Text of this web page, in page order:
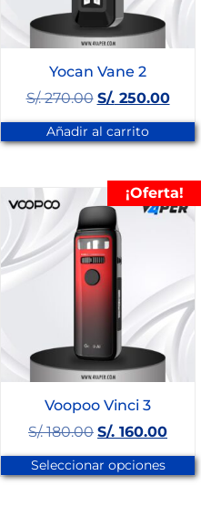
Yocan Vane 2
S/.270.00 S/.250.00
Añadir al carrito
¡Oferta!
Voopoo Vinci 3
S/.180.00 S/. 160.00
Seleccionar opciones